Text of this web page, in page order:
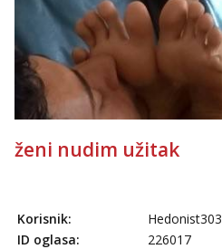
ženi nudim užitak
Korisnik:
Hedonist303
ID oglasa:
226017